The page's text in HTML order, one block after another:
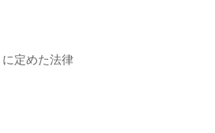
定めた法律